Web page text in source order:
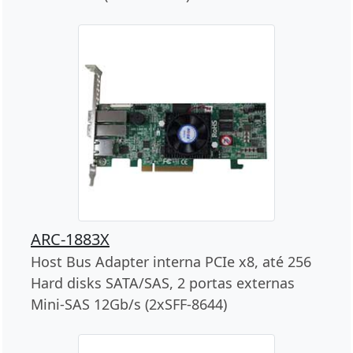
ARC-1883X
Host Bus Adapter interna PCIe x8, até 256
Hard disks SATA/SAS, 2 portas externas
Mini-SAS 12Gb/s (2xSFF-8644)